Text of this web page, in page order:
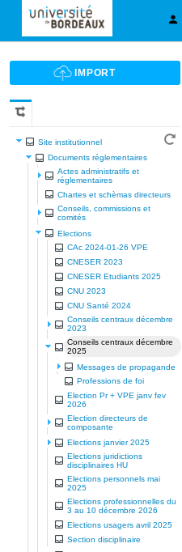
Site institutionnel
Documents réglementaires
Actes administratifs et
réglementaires
Chartes et schèmas directeurs
Conseils, commissions et
comités
Elections
CAc 2024-01-26 VPE
CNESER 2023
CNESER Etudiants 2025
CNU 2023
CNU Santé 2024
Conseils centraux décembre
2023
Conseils centraux décembre
2025
Messages de propagande
Professions de foi
Election Pr + VPE janv fev
2026
Election directeurs de
composante
Elections janvier 2025
Elections juridictions
disciplinaires HU
Elections personnels mai
2025
Elections professionnelles du
3 au 10 décembre 2026
Elections usagers avril 2025
Section disciplinaire